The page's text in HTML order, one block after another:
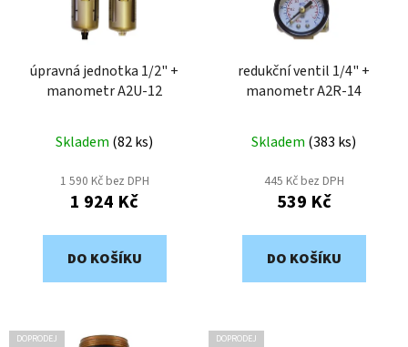
úpravná jednotka 1/2" +
manometr A2U-12
Skladem (82 ks)
1 590 Kč bez DPH
1 924 Kč
DO KOŠÍKU
redukční ventil 1/4" +
manometr A2R-14
Skladem (383 ks)
445 Kč bez DPH
539 Kč
DO KOŠÍKU
DOPRODEJ DOPRODEJ